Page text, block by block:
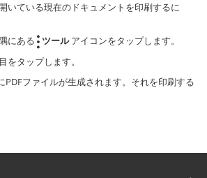
いている現在のドキュメントを印刷するに
にある
ツールアイコンをタップします。
をタップします。
PDFファイルが生成されます。それを印刷する